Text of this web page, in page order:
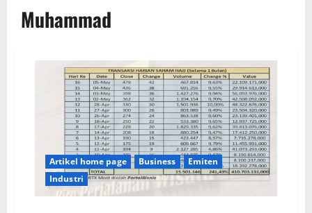
Muhammad
Artikel home page Business
Emiten
Industri